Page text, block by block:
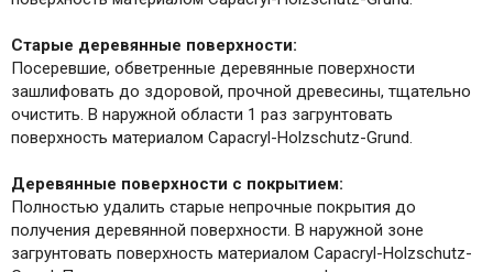
Старые деревянные поверхности:
Посеревшие, обветренные деревянные поверхности
зашлифовать до здоровой, прочной древесины, тщательно
очистить. В наружной области 1 раз загрунтовать
поверхность материалом Capacryl-Holzschutz-Grund.
Деревянные поверхности с покрытием:
Полностью удалить старые непрочные покрытия до
получения деревянной поверхности. В наружной зоне
загрунтовать поверхность материалом Capacryl-Holzschutz-